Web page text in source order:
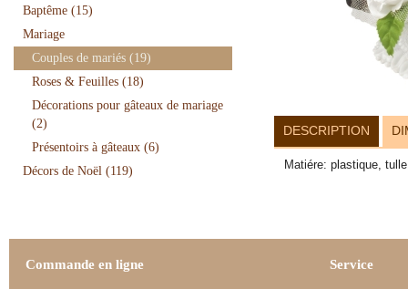
Baptême (15)
Mariage
Couples de mariés (19)
Roses & Feuilles (18)
Décorations pour gâteaux de mariage
(2)
Présentoirs à gâteaux (6)
Décors de Noël (119)
DESCRIPTION
Matiére: plastique,
Commande en ligne Service